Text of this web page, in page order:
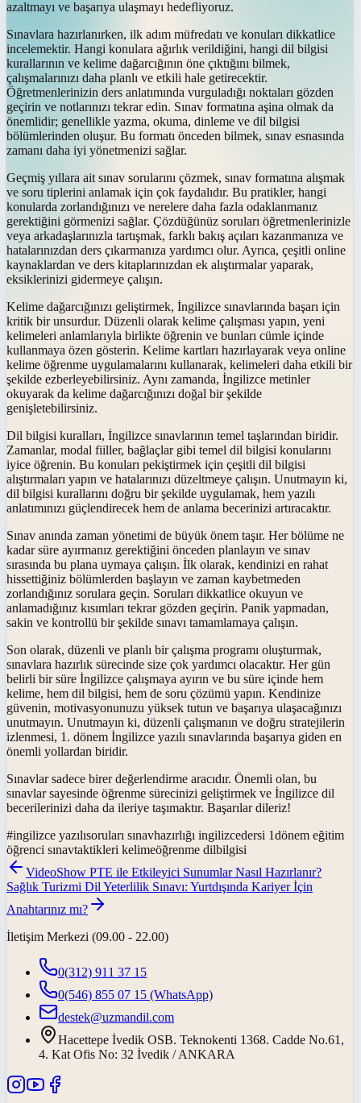
azaltmayı ve başarıya ulaşmayı hedefliyoruz.
Sınavlara hazırlanırken, ilk adım müfredatı ve konuları dikkatlice
incelemektir. Hangi konulara ağırlık verildiğini, hangi dil bilgisi
kurallarının ve kelime dağarcığının öne çıktığını bilmek,
çalışmalarınızı daha planlı ve etkili hale getirecektir.
Öğretmenlerinizin ders anlatımında vurguladığı noktaları gözden
geçirin ve notlarınızı tekrar edin. Sınav formatına aşina olmak da
önemlidir; genellikle yazma, okuma, dinleme ve dil bilgisi
bölümlerinden oluşur. Bu formatı önceden bilmek, sınav esnasında
zamanı daha iyi yönetmenizi sağlar.
Geçmiş yıllara ait sınav sorularını çözmek, sınav formatına alışmak
ve soru tiplerini anlamak için çok faydalıdır. Bu pratikler, hangi
konularda zorlandığınızı ve nerelere daha fazla odaklanmanız
gerektiğini görmenizi sağlar. Çözdüğünüz soruları öğretmenlerinizle
veya arkadaşlarınızla tartışmak, farklı bakış açıları kazanmanıza ve
hatalarınızdan ders çıkarmanıza yardımcı olur. Ayrıca, çeşitli online
kaynaklardan ve ders kitaplarınızdan ek alıştırmalar yaparak,
eksiklerinizi gidermeye çalışın.
Kelime dağarcığınızı geliştirmek, İngilizce sınavlarında başarı için
kritik bir unsurdur. Düzenli olarak kelime çalışması yapın, yeni
kelimeleri anlamlarıyla birlikte öğrenin ve bunları cümle içinde
kullanmaya özen gösterin. Kelime kartları hazırlayarak veya online
kelime öğrenme uygulamalarını kullanarak, kelimeleri daha etkili bir
şekilde ezberleyebilirsiniz. Aynı zamanda, İngilizce metinler
okuyarak da kelime dağarcığınızı doğal bir şekilde
genişletebilirsiniz.
Dil bilgisi kuralları, İngilizce sınavlarının temel taşlarından biridir.
Zamanlar, modal fiiller, bağlaçlar gibi temel dil bilgisi konularını
iyice öğrenin. Bu konuları pekiştirmek için çeşitli dil bilgisi
alıştırmaları yapın ve hatalarınızı düzeltmeye çalışın. Unutmayın ki,
dil bilgisi kurallarını doğru bir şekilde uygulamak, hem yazılı
anlatımınızı güçlendirecek hem de anlama becerinizi artıracaktır.
Sınav anında zaman yönetimi de büyük önem taşır. Her bölüme ne
kadar süre ayırmanız gerektiğini önceden planlayın ve sınav
sırasında bu plana uymaya çalışın. İlk olarak, kendinizi en rahat
hissettiğiniz bölümlerden başlayın ve zaman kaybetmeden
zorlandığınız sorulara geçin. Soruları dikkatlice okuyun ve
anlamadığınız kısımları tekrar gözden geçirin. Panik yapmadan,
sakin ve kontrollü bir şekilde sınavı tamamlamaya çalışın.
Son olarak, düzenli ve planlı bir çalışma programı oluşturmak,
sınavlara hazırlık sürecinde size çok yardımcı olacaktır. Her gün
belirli bir süre İngilizce çalışmaya ayırın ve bu süre içinde hem
kelime, hem dil bilgisi, hem de soru çözümü yapın. Kendinize
güvenin, motivasyonunuzu yüksek tutun ve başarıya ulaşacağınızı
unutmayın. Unutmayın ki, düzenli çalışmanın ve doğru stratejilerin
izlenmesi, 1. dönem İngilizce yazılı sınavlarında başarıya giden en
önemli yollardan biridir.
Sınavlar sadece birer değerlendirme aracıdır. Önemli olan, bu
sınavlar sayesinde öğrenme sürecinizi geliştirmek ve İngilizce dil
becerilerinizi daha da ileriye taşımaktır. Başarılar dileriz!
#ingilizce yazılısoruları sınavhazırlığı ingilizcedersi 1dönem eğitim
öğrenci sınavtaktikleri kelimeöğrenme dilbilgisi
VideoShow PTE ile Etkileyici Sunumlar Nasıl Hazırlanır?
Sağlık Turizmi Dil Yeterlilik Sınavı: Yurtdışında Kariyer İçin
Anahtarınız mı?
İletişim Merkezi (09.00 - 22.00)
0(312) 911 37 15
0(546) 855 07 15 (WhatsApp)
destek@uzmandil.com
Hacettepe İvedik OSB. Teknokenti 1368. Cadde No.61,
4. Kat Ofis No: 32 İvedik / ANKARA